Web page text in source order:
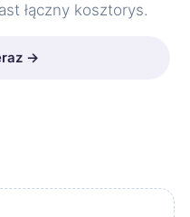
łączny kosztorys.
→